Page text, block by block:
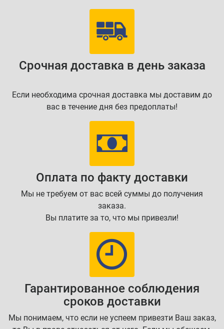
Срочная доставка в день заказа
Если необходима срочная доставка мы доставим до
вас в течение дня без предоплаты!
Оплата по факту доставки
Мы не требуем от вас всей суммы до получения
заказа.
Вы платите за то, что мы привезли!
Гарантированное соблюдения
сроков доставки
Мы понимаем, что если не успеем привезти Ваш заказ,